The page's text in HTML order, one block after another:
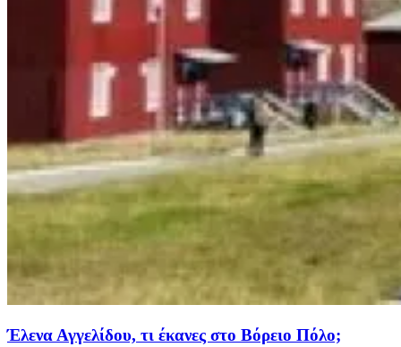
Έλενα Αγγελίδου, τι έκανες στο Βόρειο Πόλο;